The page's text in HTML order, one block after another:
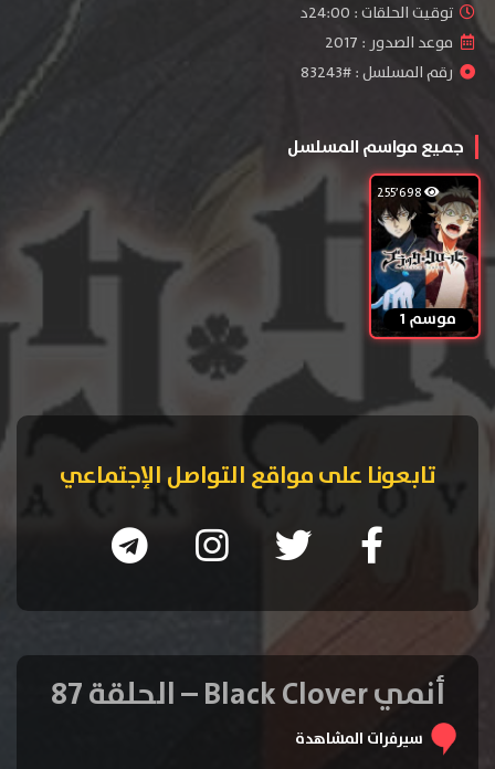
توقيت الحلقات : 24:00د
موعد الصدور : 2017
رقم المسلسل : #83243
جميع مواسم المسلسل
موسم 1
تابعونا على مواقع التواصل الإجتماعي
أنمي Black Clover – الحلقة 87
سيرفرات المشاهدة